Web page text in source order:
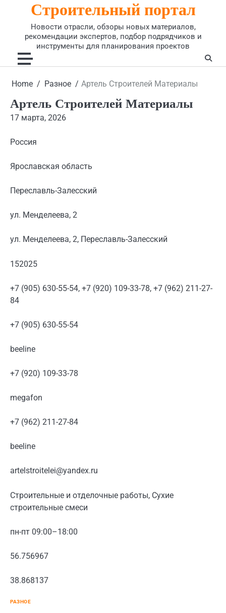
Строительный портал
Новости отрасли, обзоры новых материалов,
рекомендации экспертов, подбор подрядчиков и
инструменты для планирования проектов
Home Разное Артель Строителей Материалы
Артель Строителей Материалы
17 марта, 2026
Россия
Ярославская область
Переславль-Залесский
ул. Менделеева, 2
ул. Менделеева, 2, Переславль-Залесский
152025
+7 (905) 630-55-54, +7 (920) 109-33-78, +7 (962) 211-27-
84
+7 (905) 630-55-54
beeline
+7 (920) 109-33-78
megafon
+7 (962) 211-27-84
beeline
artelstroitelei@yandex.ru
Строительные и отделочные работы, Сухие
строительные смеси
пн-пт 09:00–18:00
56.756967
38.868137
РАЗНОЕ